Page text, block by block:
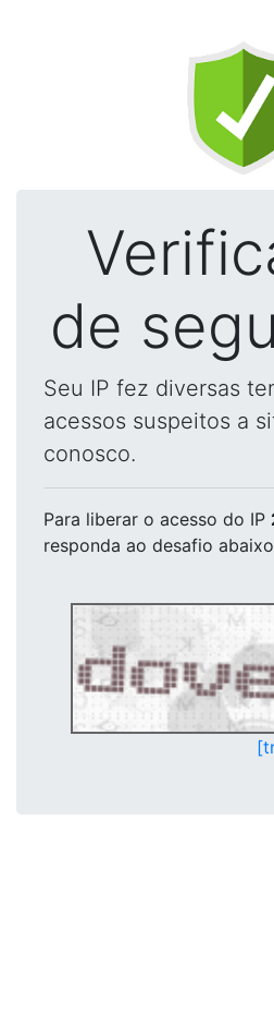
de
Seu IP fez diversas
acessos suspeitos a
conosco.
Para liberar o acesso do IP
responda ao desafio